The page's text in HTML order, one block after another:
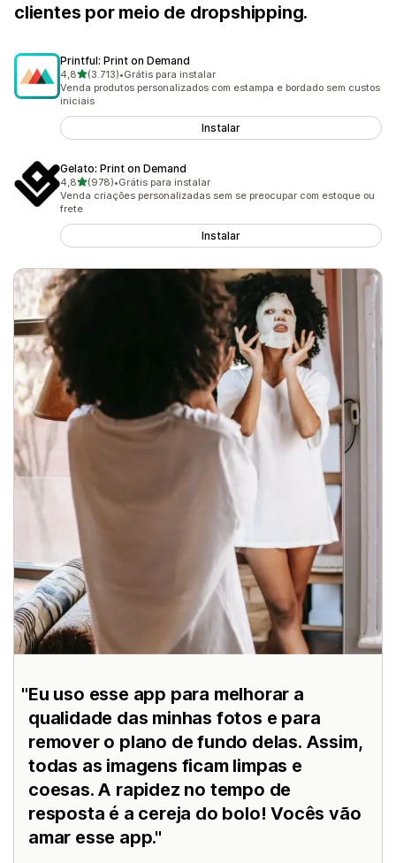
clientes por meio de dropshipping.
Printful: Print on Demand
4,8de 5 estrelas
(3.713)
3713 avaliações ao todo
•Grátis para instalar
Venda produtos personalizados com estampa e bordado sem custos
iniciais
Instalar
Gelato: Print on Demand
4,8de 5 estrelas
(978)
978 avaliações ao todo
•Grátis para instalar
Venda criações personalizadas sem se preocupar com estoque ou
frete
Instalar
Eu uso esse app para melhorar a
qualidade das minhas fotos e para
remover o plano de fundo delas. Assim,
todas as imagens ficam limpas e
coesas. A rapidez no tempo de
resposta é a cereja do bolo! Vocês vão
amar esse app.